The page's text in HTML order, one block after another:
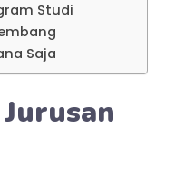
Studi
Saja